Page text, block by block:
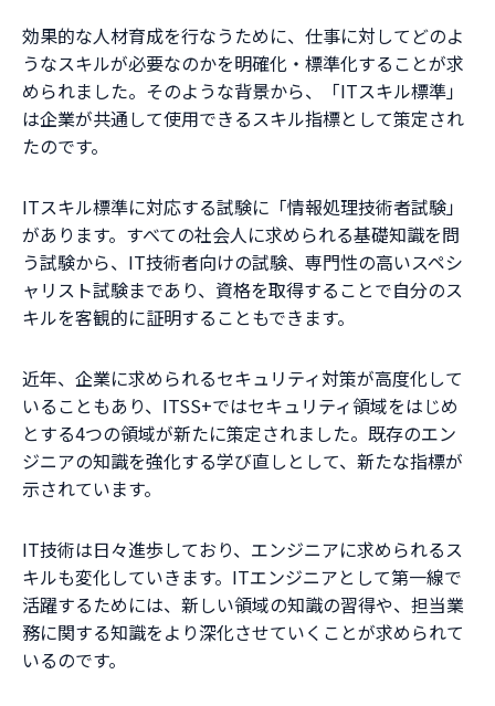
効果的な人材育成を行なうために、仕事に対してどのよ
うなスキルが必要なのかを明確化・標準化することが求
められました。そのような背景から、「ITスキル標準」
は企業が共通して使用できるスキル指標として策定され
たのです。
ITスキル標準に対応する試験に「情報処理技術者試験」
があります。すべての社会人に求められる基礎知識を問
う試験から、IT技術者向けの試験、専門性の高いスペシ
ャリスト試験まであり、資格を取得することで自分のス
キルを客観的に証明することもできます。
近年、企業に求められるセキュリティ対策が高度化して
いることもあり、ITSS+ではセキュリティ領域をはじめ
とする4つの領域が新たに策定されました。既存のエン
ジニアの知識を強化する学び直しとして、新たな指標が
示されています。
IT技術は日々進歩しており、エンジニアに求められるス
キルも変化していきます。ITエンジニアとして第一線で
活躍するためには、新しい領域の知識の習得や、担当業
務に関する知識をより深化させていくことが求められて
いるのです。